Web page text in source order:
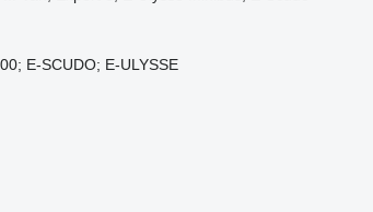
E-SCUDO; E-ULYSSE